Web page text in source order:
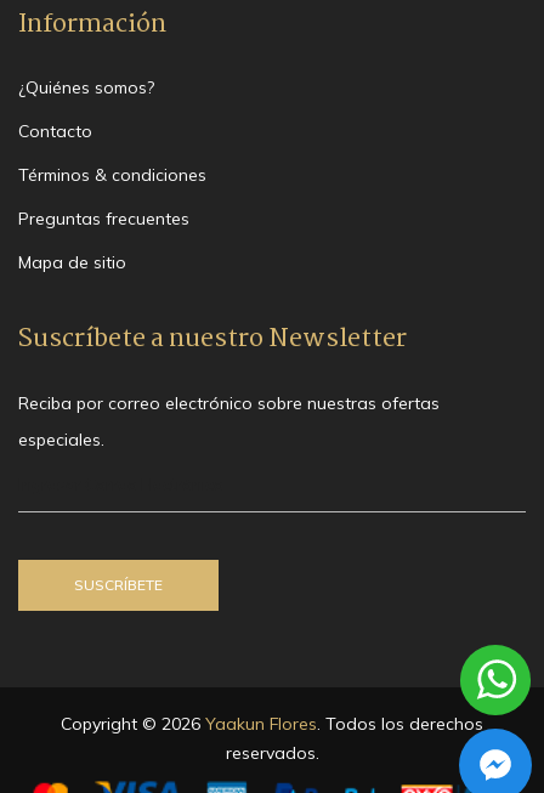
Información
¿Quiénes somos?
Contacto
Términos & condiciones
Preguntas frecuentes
Mapa de sitio
Suscríbete a nuestro Newsletter
Reciba por correo electrónico sobre nuestras ofertas
especiales.
Copyright © 2026 Yaakun Flores. Todos los derechos
reservados.